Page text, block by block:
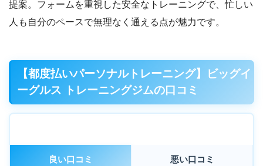
提案。フォームを重視した安全なトレーニングで、忙しい
人も自分のペースで無理なく通える点が魅力です。
【都度払いパーソナルトレーニング】ビッグイ
ーグルス トレーニングジムの口コミ
良い口コミ 悪い口コミ